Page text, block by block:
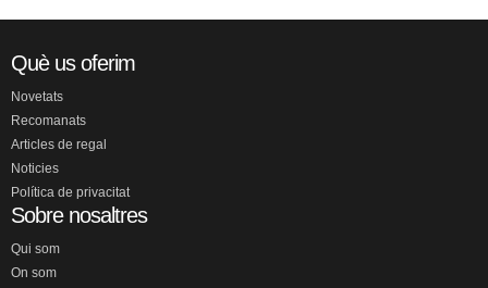
Què us oferim
Novetats
Recomanats
Articles de regal
Noticies
Política de privacitat
Sobre nosaltres
Qui som
On som